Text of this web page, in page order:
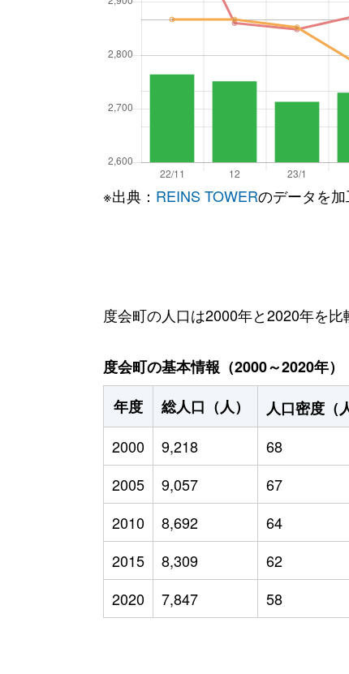
※出典： REINS TOWERのデータを
度会町の人口は2000年と2020年を
度会町の基本情報（2000～2020年）
年度
総人口（人） 人口密度（
2000
9,218 68
2005
9,057 67
2010
8,692 64
2015
8,309 62
2020
7,847 58